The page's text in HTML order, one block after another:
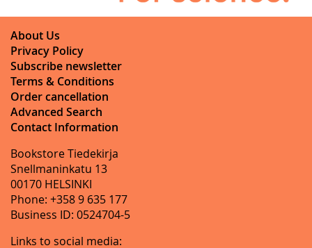
About Us
Privacy Policy
Subscribe newsletter
Terms & Conditions
Order cancellation
Advanced Search
Contact Information
Bookstore Tiedekirja
Snellmaninkatu 13
00170 HELSINKI
Phone: +358 9 635 177
Business ID: 0524704-5
Links to social media: